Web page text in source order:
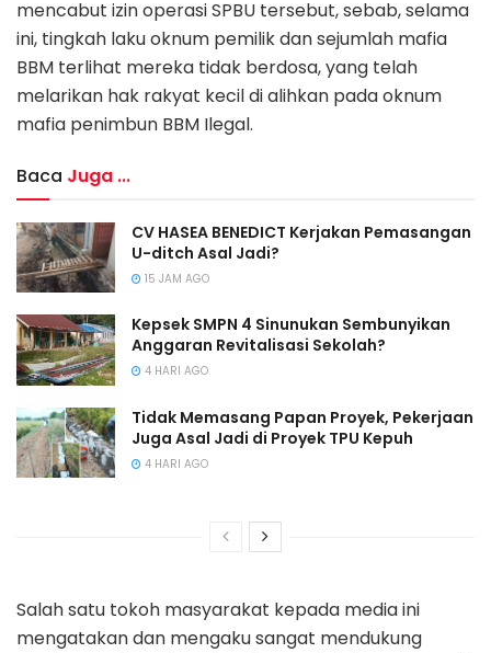
mencabut izin operasi SPBU tersebut, sebab, selama
ini, tingkah laku oknum pemilik dan sejumlah mafia
BBM terlihat mereka tidak berdosa, yang telah
melarikan hak rakyat kecil di alihkan pada oknum
mafia penimbun BBM Ilegal.
Baca Juga ...
CV HASEA BENEDICT Kerjakan Pemasangan
U-ditch Asal Jadi?
15 JAM AGO
Kepsek SMPN 4 Sinunukan Sembunyikan
Anggaran Revitalisasi Sekolah?
4 HARI AGO
Tidak Memasang Papan Proyek, Pekerjaan
Juga Asal Jadi di Proyek TPU Kepuh
4 HARI AGO
Salah satu tokoh masyarakat kepada media ini
mengatakan dan mengaku sangat mendukung